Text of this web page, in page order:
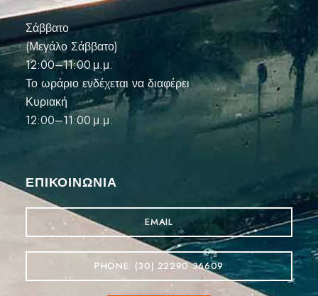
Σάββατο
(Μεγάλο Σάββατο)
12:00–11:00 μ.μ.
Το ωράριο ενδέχεται να διαφέρει
Κυριακή
12:00–11:00 μ.μ.
ΕΠΙΚΟΙΝΩΝΊΑ
EMAIL
PHONE: (30) 22290 36609